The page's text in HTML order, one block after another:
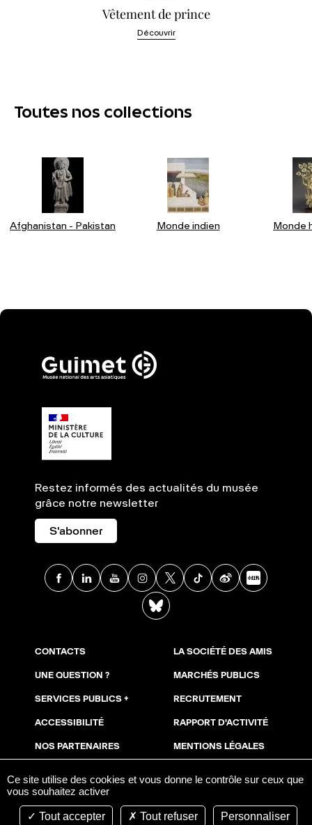
Vêtement de prince
Découvrir
Toutes nos collections
Afghanistan - Pakistan Monde indien Monde
Restez informés des actualités du musée
grâce notre newsletter
S'abonner
Facebook
LinkedinYoutubeInstagram
X TikTokWeibo
CONTACTS
UNE QUESTION ?
SERVICES PUBLICS +
ACCESSIBILITÉ
NOS PARTENAIRES
ESPACE PRESSE
LA SOCIÉTÉ DES AMIS
MARCHÉS PUBLICS
RECRUTEMENT
RAPPORT D'ACTIVITÉ
MENTIONS LÉGALES
Ce site utilise des cookies et vous donne le contrôle sur ceux que
vous souhaitez activer
Tout accepter Tout refuser Personnaliser